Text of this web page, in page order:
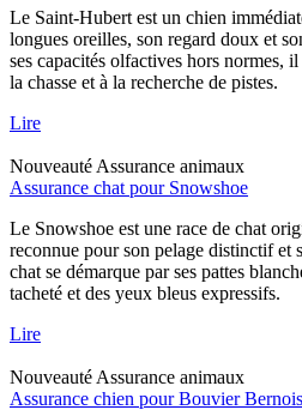
Le Saint-Hubert est un chien
longues oreilles, son regard doux et
ses capacités olfactives hors normes,
la chasse et à la recherche de pistes.
Lire
Nouveauté Assurance animaux
Assurance chat pour Snowshoe
Le Snowshoe est une race de chat
reconnue pour son pelage distinctif et
chat se démarque par ses pattes
tacheté et des yeux bleus expressifs.
Lire
Nouveauté Assurance animaux
Assurance chien pour Bouvier Bernois